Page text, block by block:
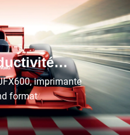
imprimante
format